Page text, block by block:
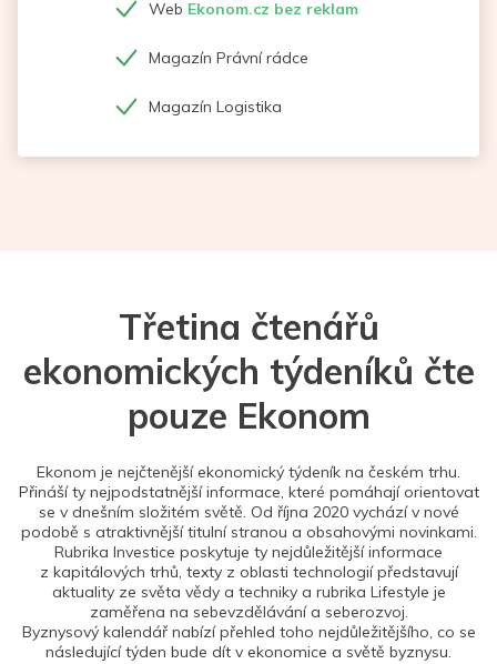
Web Ekonom.cz bez reklam
Magazín Právní rádce
Magazín Logistika
Třetina čtenářů
ekonomických týdeníků čte
pouze Ekonom
Ekonom je nejčtenější ekonomický týdeník na českém trhu.
Přináší ty nejpodstatnější informace, které pomáhají orientovat
se v dnešním složitém světě. Od října 2020 vychází v nové
podobě s atraktivnější titulní stranou a obsahovými novinkami.
Rubrika Investice poskytuje ty nejdůležitější informace
z kapitálových trhů, texty z oblasti technologií představují
aktuality ze světa vědy a techniky a rubrika Lifestyle je
zaměřena na sebevzdělávání a seberozvoj.
Byznysový kalendář nabízí přehled toho nejdůležitějšího, co se
následující týden bude dít v ekonomice a světě byznysu.